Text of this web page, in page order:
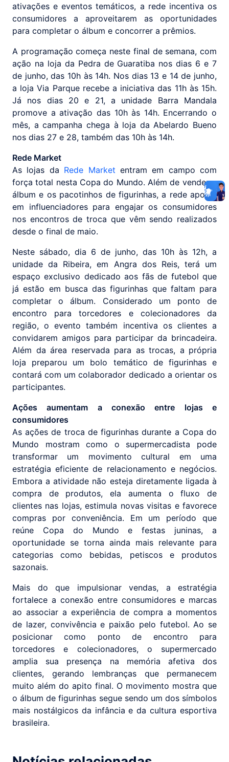
ativações e eventos temáticos, a rede incentiva os
consumidores a aproveitarem as oportunidades
para completar o álbum e concorrer a prêmios.
A programação começa neste final de semana, com
ação na loja da Pedra de Guaratiba nos dias 6 e 7
de junho, das 10h às 14h. Nos dias 13 e 14 de junho,
a loja Via Parque recebe a iniciativa das 11h às 15h.
Já nos dias 20 e 21, a unidade Barra Mandala
promove a ativação das 10h às 14h. Encerrando o
mês, a campanha chega à loja da Abelardo Bueno
nos dias 27 e 28, também das 10h às 14h.
Rede Market
As lojas da Rede Market entram em campo com
força total nesta Copa do Mundo. Além de vender o
álbum e os pacotinhos de figurinhas, a rede aposta
em influenciadores para engajar os consumidores
nos encontros de troca que vêm sendo realizados
desde o final de maio.
Neste sábado, dia 6 de junho, das 10h às 12h, a
unidade da Ribeira, em Angra dos Reis, terá um
espaço exclusivo dedicado aos fãs de futebol que
já estão em busca das figurinhas que faltam para
completar o álbum. Considerado um ponto de
encontro para torcedores e colecionadores da
região, o evento também incentiva os clientes a
convidarem amigos para participar da brincadeira.
Além da área reservada para as trocas, a própria
loja preparou um bolo temático de figurinhas e
contará com um colaborador dedicado a orientar os
participantes.
Ações aumentam a conexão entre lojas e
consumidores
As ações de troca de figurinhas durante a Copa do
Mundo mostram como o supermercadista pode
transformar um movimento cultural em uma
estratégia eficiente de relacionamento e negócios.
Embora a atividade não esteja diretamente ligada à
compra de produtos, ela aumenta o fluxo de
clientes nas lojas, estimula novas visitas e favorece
compras por conveniência. Em um período que
reúne Copa do Mundo e festas juninas, a
oportunidade se torna ainda mais relevante para
categorias como bebidas, petiscos e produtos
sazonais.
Mais do que impulsionar vendas, a estratégia
fortalece a conexão entre consumidores e marcas
ao associar a experiência de compra a momentos
de lazer, convivência e paixão pelo futebol. Ao se
posicionar como ponto de encontro para
torcedores e colecionadores, o supermercado
amplia sua presença na memória afetiva dos
clientes, gerando lembranças que permanecem
muito além do apito final. O movimento mostra que
o álbum de figurinhas segue sendo um dos símbolos
mais nostálgicos da infância e da cultura esportiva
brasileira.